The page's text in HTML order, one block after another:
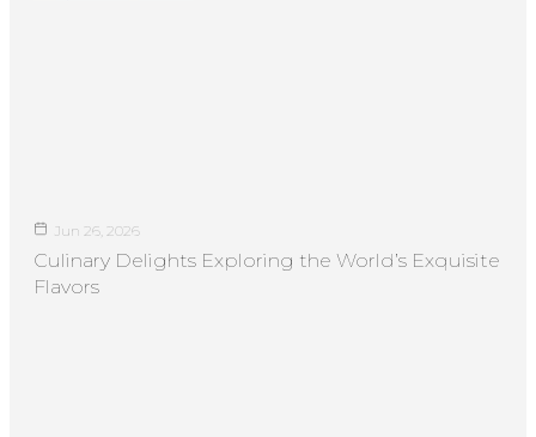
Jun 26, 2026
Culinary Delights Exploring the World’s Exquisite
Flavors